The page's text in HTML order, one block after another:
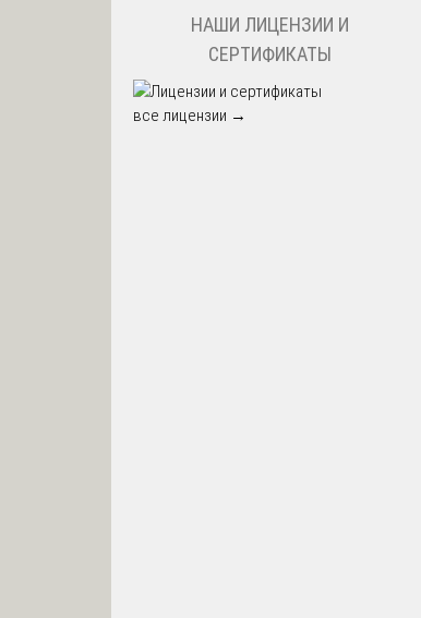
НАШИ ЛИЦЕНЗИИ И
СЕРТИФИКАТЫ
все лицензии →